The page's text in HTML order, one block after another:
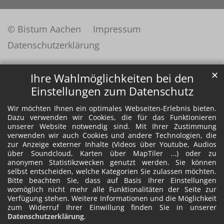
Ihre Wahlmöglichkeiten bei den
Einstellungen zum Datenschutz
Wir möchten Ihnen ein optimales Webseiten-Erlebnis bieten.
Dazu verwenden wir Cookies, die für das Funktionieren
unserer Website notwendig sind. Mit Ihrer Zustimmung
verwenden wir auch Cookies und andere Technologien, die
zur Anzeige externer Inhalte (Videos über Youtube, Audios
über Soundcloud, Karten über MapTiler ...) oder zu
anonymen Statistikzwecken genutzt werden. Sie können
selbst entscheiden, welche Kategorien Sie zulassen möchten.
Bitte beachten Sie, dass auf Basis Ihrer Einstellungen
womöglich nicht mehr alle Funktionalitäten der Seite zur
Verfügung stehen. Weitere Informationen und die Möglichkeit
zum Widerruf Ihrer Einwillung finden Sie in unserer
Datenschutzerklärung.
✕
© Bistum Aachen
Impressum
Datenschutzerklärung